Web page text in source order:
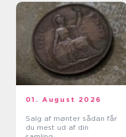
01. August 2026
Salg af mønter sådan får
du mest ud af din